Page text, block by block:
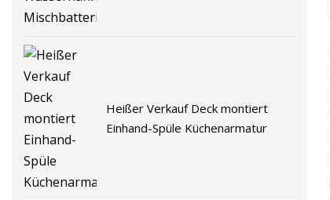
Heißer Verkauf Deck montiert
Einhand-Spüle Küchenarmatur